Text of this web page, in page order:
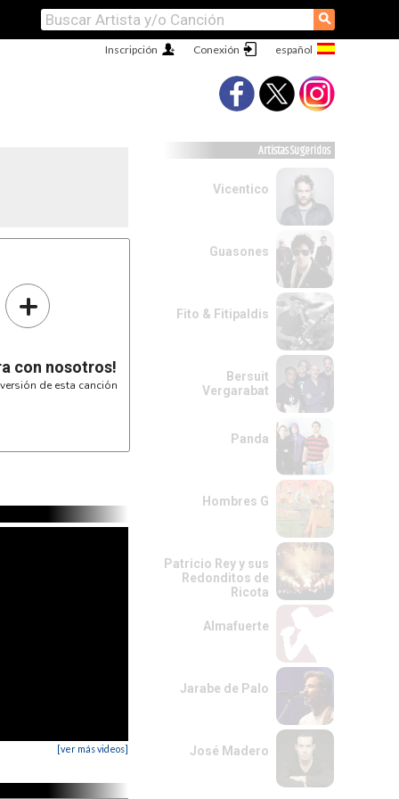
⚲
Conexión
Inscripción
+
con nosotros!
de esta canción
[ver más videos]
Artistas Sugeridos
Vicentico
Guasones
Fito & Fitipaldis
Bersuit
Vergarabat
Panda
Hombres G
Patricio Rey y sus
Redonditos de
Ricota
Almafuerte
Jarabe de Palo
José Madero